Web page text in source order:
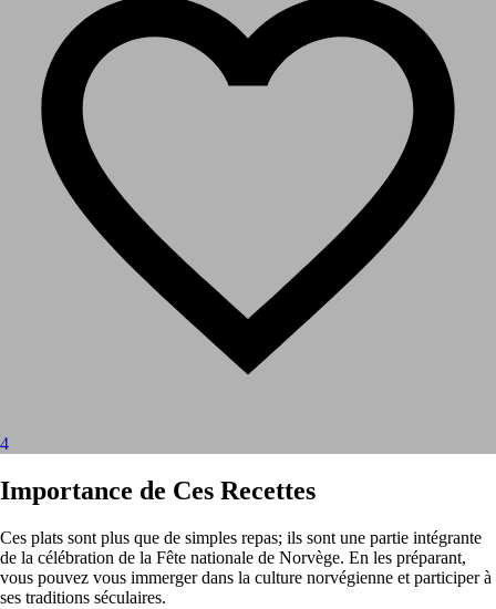
4
Importance de Ces Recettes
Ces plats sont plus que de simples repas; ils sont une partie intégrante
de la célébration de la Fête nationale de Norvège. En les préparant,
vous pouvez vous immerger dans la culture norvégienne et participer à
ses traditions séculaires.